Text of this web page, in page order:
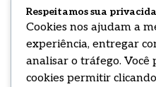
Espaço celebra uma
amplia sua experiência
reúne grandes nomes da
Ludmilla, Thiaguinho,
Respeitamos sua
Cookies nos ajudam a
experiência, entregar
analisar o tráfego. Você
cookies permitir